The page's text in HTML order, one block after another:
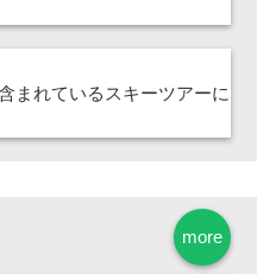
まれているスキーツアーに
more